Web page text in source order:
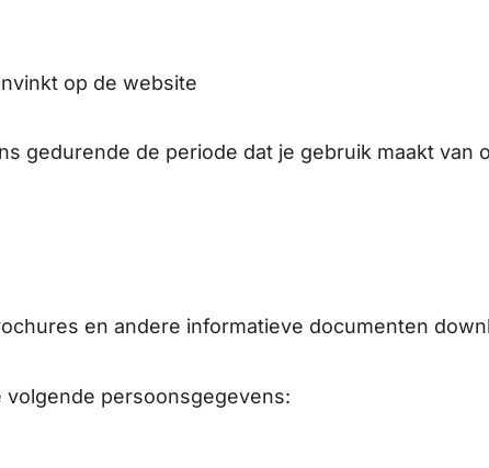
op de website
gedurende de periode dat je gebruik maakt van
en andere informatieve documenten
persoonsgegevens: